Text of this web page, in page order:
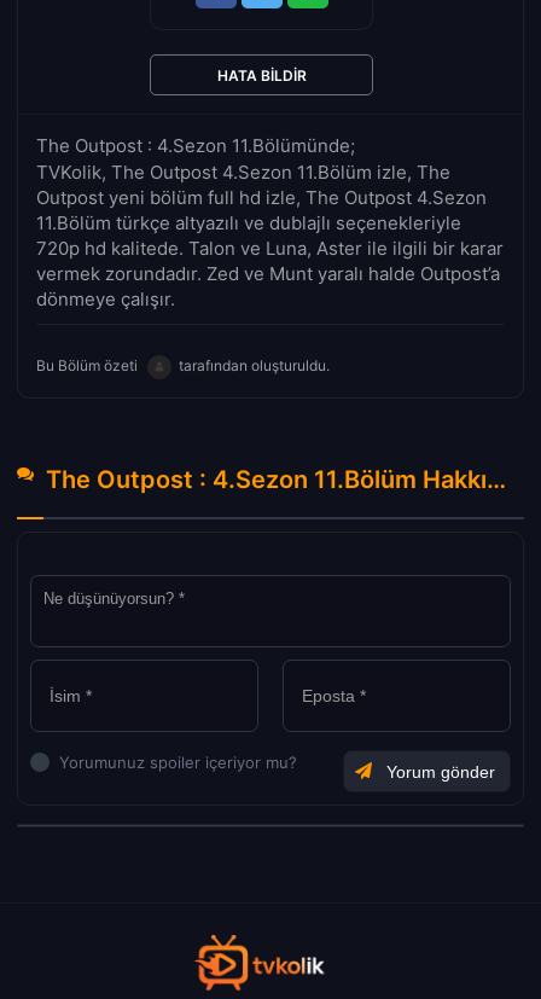
The Outpost : 4.Sezon 11.Bölümünde;
TVKolik, The Outpost 4.Sezon 11.Bölüm izle, The
Outpost yeni bölüm full hd izle, The Outpost 4.Sezon
11.Bölüm türkçe altyazılı ve dublajlı seçenekleriyle
720p hd kalitede. Talon ve Luna, Aster ile ilgili bir karar
vermek zorundadır. Zed ve Munt yaralı halde Outpost’a
dönmeye çalışır.
Bu Bölüm özeti tarafından oluşturuldu.
HATA BILDIR
The Outpost : 4.Sezon 11.Bölüm Hakkında Yorumlar
Yorumunuz spoiler içeriyor mu?